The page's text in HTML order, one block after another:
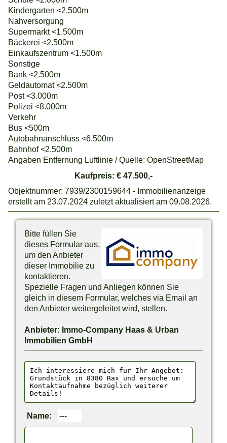
Kindergarten <2.500m
Nahversorgung
Supermarkt <1.500m
Bäckerei <2.500m
Einkaufszentrum <1.500m
Sonstige
Bank <2.500m
Geldautomat <2.500m
Post <3.000m
Polizei <8.000m
Verkehr
Bus <500m
Autobahnanschluss <6.500m
Bahnhof <2.500m
Angaben Entfernung Luftlinie / Quelle: OpenStreetMap
Kaufpreis: € 47.500,-
Objektnummer: 7939/2300159644 - Immobilienanzeige
erstellt am 23.07.2024 zuletzt aktualisiert am 09.08.2026.
Bitte füllen Sie
dieses Formular aus,
um den Anbieter
dieser Immobilie zu
kontaktieren.
Spezielle Fragen und Anliegen können Sie
gleich in diesem Formular, welches via Email an
den Anbieter weitergeleitet wird, stellen.
Anbieter: Immo-Company Haas & Urban
Immobilien GmbH
Name: